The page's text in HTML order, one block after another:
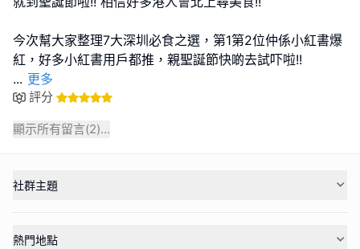
今次幫大家整理7大深圳必食之選，第1第2位仲係小紅書爆
... 更多
評分
顯示所有留言(2)...
社群主題
熱門地點